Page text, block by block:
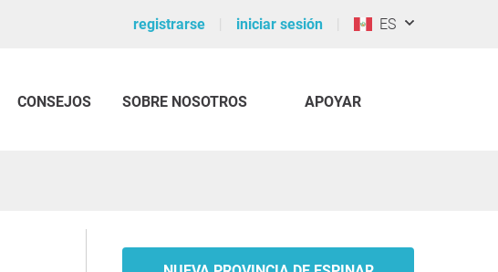
registrarse iniciar sesión ES
CONSEJOS SOBRE NOSOTROS APOYAR